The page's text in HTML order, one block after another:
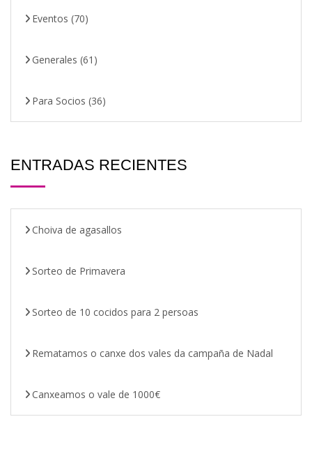
Eventos (70)
Generales (61)
Para Socios (36)
ENTRADAS RECIENTES
Choiva de agasallos
Sorteo de Primavera
Sorteo de 10 cocidos para 2 persoas
Rematamos o canxe dos vales da campaña de Nadal
Canxeamos o vale de 1000€